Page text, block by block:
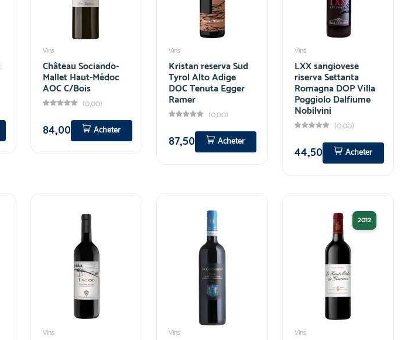
Vins
Château Sociando-
Mallet Haut-Médoc
AOC C/Bois
(0,00)
84,00
Acheter
Vins
Kristan reserva Sud
Tyrol Alto Adige
DOC Tenuta Egger
Ramer
(0,00)
87,50
Acheter
Vins
LXX sangiovese
riserva Settanta
Romagna DOP Villa
Poggiolo Dalfiume
Nobilvini
(0,00)
44,50
Acheter
Vins Vins
2012
Vins